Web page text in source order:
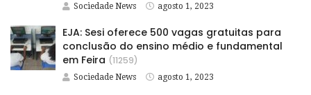
Sociedade News agosto 1, 2023
EJA: Sesi oferece 500 vagas gratuitas para
conclusão do ensino médio e fundamental
em Feira (11259)
Sociedade News agosto 1, 2023